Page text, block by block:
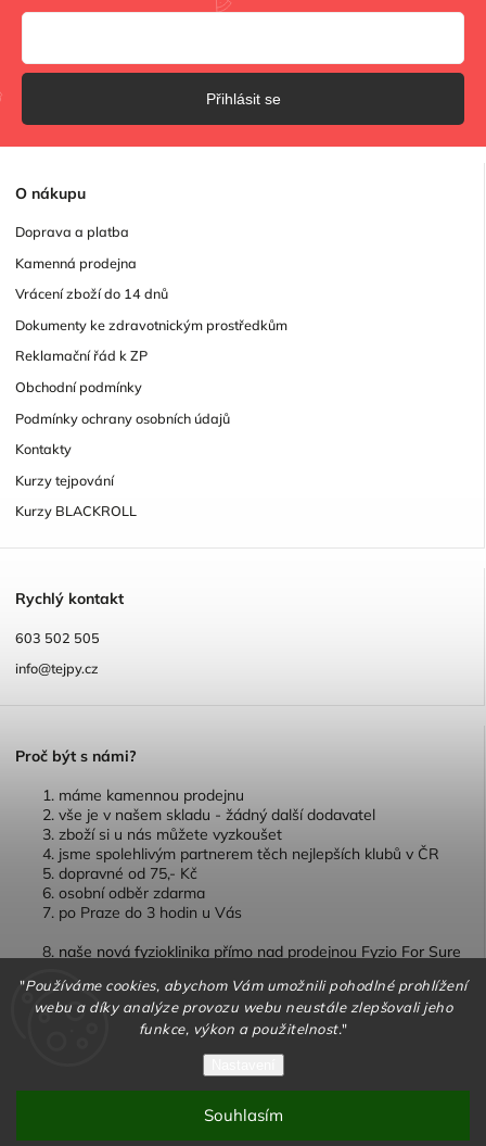
"Používáme cookies, abychom Vám umožnili pohodlné prohlížení
webu a díky analýze provozu webu neustále zlepšovali jeho
funkce, výkon a použitelnost."
Souhlasím
O nákupu
Doprava a platba
Kamenná prodejna
Vrácení zboží do 14 dnů
Dokumenty ke zdravotnickým prostředkům
Reklamační řád k ZP
Obchodní podmínky
Podmínky ochrany osobních údajů
Kontakty
Kurzy tejpování
Kurzy BLACKROLL
Rychlý kontakt
603 502 505
info@tejpy.cz
Proč být s námi?
máme kamennou prodejnu
vše je v našem skladu - žádný další dodavatel
zboží si u nás můžete vyzkoušet
jsme spolehlivým partnerem těch nejlepších klubů v ČR
dopravné od 75,- Kč
osobní odběr zdarma
po Praze do 3 hodin u Vás
naše nová fyzioklinika přímo nad prodejnou Fyzio For Sure
Přihlásit se
Vytvořil Shoptet
Shoptet| Design